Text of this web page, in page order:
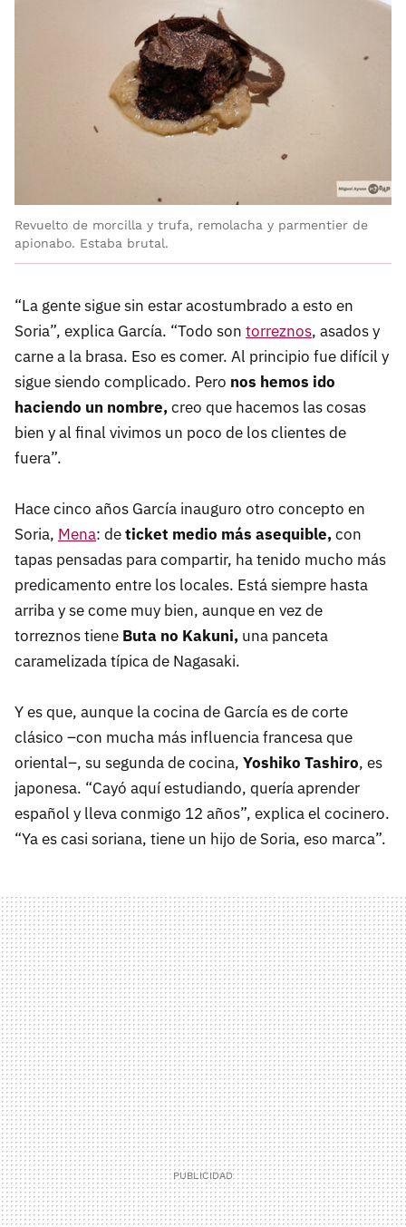
Revuelto de morcilla y trufa, remolacha y parmentier de
apionabo. Estaba brutal.
“La gente sigue sin estar acostumbrado a esto en
Soria”, explica García. “Todo son torreznos, asados y
carne a la brasa. Eso es comer. Al principio fue difícil y
sigue siendo complicado. Pero nos hemos ido
haciendo un nombre,creo que hacemos las cosas
bien y al final vivimos un poco de los clientes de
fuera”.
Hace cinco años García inauguro otro concepto en
Soria, Mena: deticket medio más asequible,con
tapas pensadas para compartir, ha tenido mucho más
predicamento entre los locales. Está siempre hasta
arriba y se come muy bien, aunque en vez de
torreznos tiene Buta no Kakuni, una panceta
caramelizada típica de Nagasaki.
Y es que, aunque la cocina de García es de corte
clásico –con mucha más influencia francesa que
oriental–, su segunda de cocina, Yoshiko Tashiro, es
japonesa. “Cayó aquí estudiando, quería aprender
español y lleva conmigo 12 años”, explica el cocinero.
“Ya es casi soriana, tiene un hijo de Soria, eso marca”.